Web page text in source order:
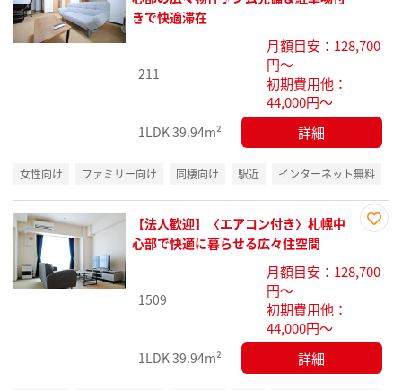
録
きで快適滞在
211
月額目安：128,700
円～
初期費用他：
44,000円～
1LDK39.94m² 詳細
女性向け ファミリー向け 同棲向け 駅近 インターネット無料
り登
【法人歓迎】〈エアコン付き〉札幌中
心部で快適に暮らせる広々住空間
1509
月額目安：128,700
円～
初期費用他：
44,000円～
1LDK39.94m² 詳細